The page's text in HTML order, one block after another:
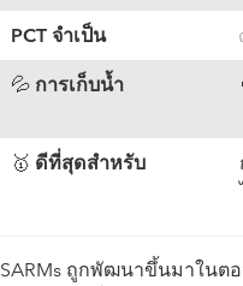
PCT จำเป็น
💦 การเก็บน้ำ
🥇 ดีที่สุดสำหรับ
SARMs ถูกพัฒนาขึ้นมาในต